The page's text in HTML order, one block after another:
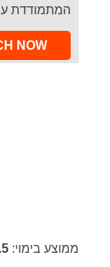
המתמודדת עם
NOW
ממוצע בימוי: